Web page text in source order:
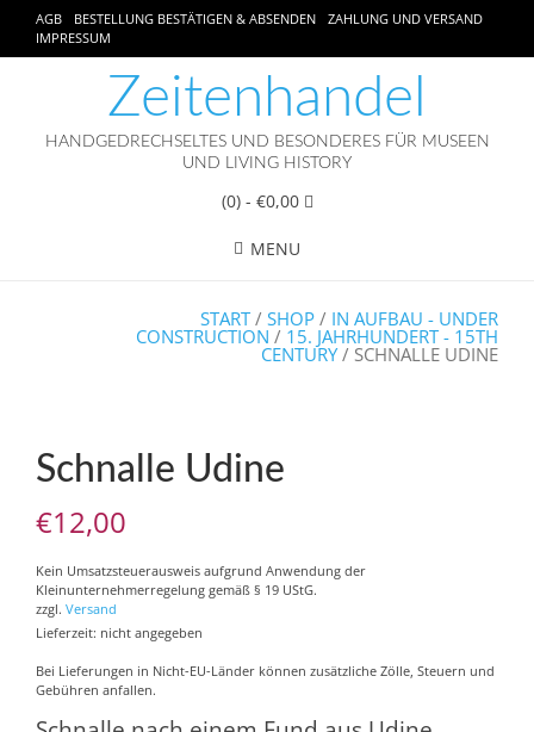
AGB BESTELLUNG BESTÄTIGEN & ABSENDEN
ZAHLUNG UND VERSAND
IMPRESSUM
Zeitenhandel
HANDGEDRECHSELTES UND BESONDERES FÜR MUSEEN
UND LIVING HISTORY
(0)- €0,00
MENU
START/ SHOP / IN AUFBAU - UNDER
CONSTRUCTION / 15. JAHRHUNDERT - 15TH
CENTURY/ SCHNALLE UDINE
Schnalle Udine
€12,00
Kein Umsatzsteuerausweis aufgrund Anwendung der
Kleinunternehmerregelung gemäß § 19 UStG.
zzgl. Versand
Lieferzeit: nicht angegeben
Bei Lieferungen in Nicht-EU-Länder können zusätzliche Zölle, Steuern und
Gebühren anfallen.